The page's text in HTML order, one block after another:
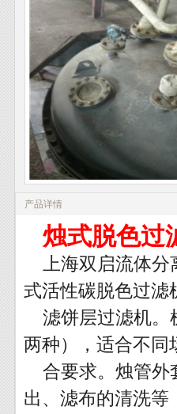
产品详情
烛式脱色过
上海双启流体
式活性碳脱色过滤
滤饼层过滤机。
两种），适合不同
合要求。烛管外
出、滤布的清洗等